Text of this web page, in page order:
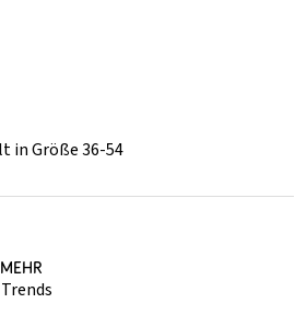
in Größe 36-54
Trends